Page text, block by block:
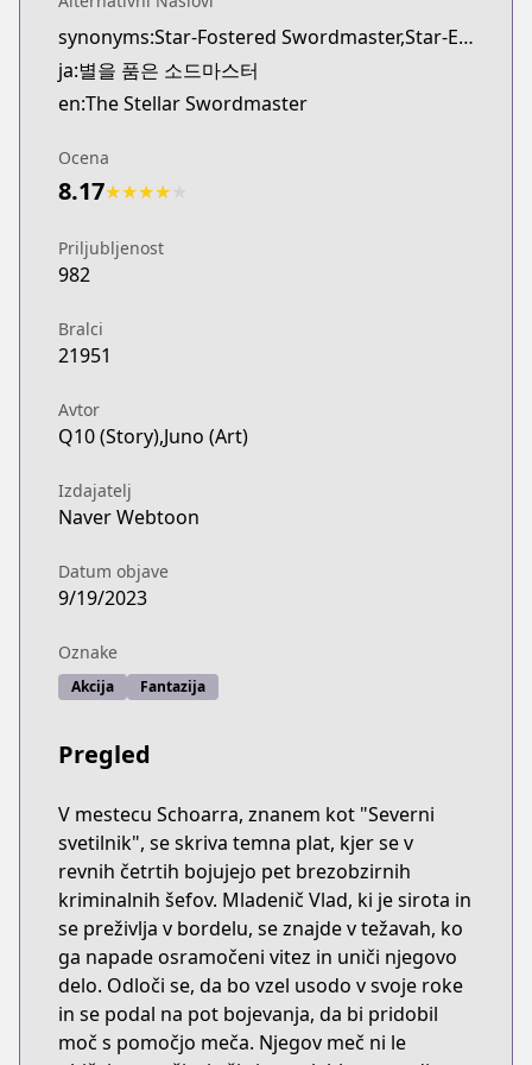
WEBTOON
https://www.webtoons.com/en/action/the-stellar-
Naver Webtoon
Naver Webtoon
synonyms:Star-Fostered Swordmaster,Star-Embracing Swordmaster
ja:별을 품은 소드마스터
en:The Stellar Swordmaster
Ocena
8.17★★★★
Priljubljenost
982
Bralci
21951
Avtor
Q10 (Story),Juno (Art)
Izdajatelj
Naver Webtoon
Datum objave
9/19/2023
Oznake
Akcija Fantazija
Pregled
V mestecu Schoarra, znanem kot "Severni
svetilnik", se skriva temna plat, kjer se v
revnih četrtih bojujejo pet brezobzirnih
kriminalnih šefov. Mladenič Vlad, ki je sirota in
se preživlja v bordelu, se znajde v težavah, ko
ga napade osramočeni vitez in uniči njegovo
delo. Odloči se, da bo vzel usodo v svoje roke
in se podal na pot bojevanja, da bi pridobil
moč s pomočjo meča. Njegov meč ni le